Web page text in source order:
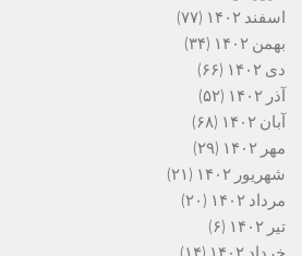
اسفند ۱۴۰۲
(۷۷)
بهمن ۱۴۰۲
(۳۴)
دی ۱۴۰۲
(۶۶)
آذر ۱۴۰۲
(۵۲)
آبان ۱۴۰۲
(۶۸)
مهر ۱۴۰۲
(۲۹)
شهریور ۱۴۰۲
(۲۱)
مرداد ۱۴۰۲
(۲۰)
تیر ۱۴۰۲
(۶)